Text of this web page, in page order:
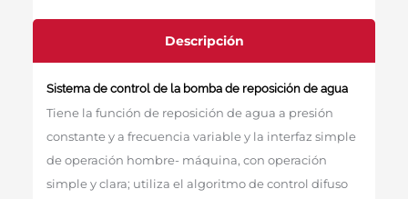
Descripción
Sistema de control de la bomba de reposición de agua
Tiene la función de reposición de agua a presión
constante y a frecuencia variable y la interfaz simple
de operación hombre- máquina, con operación
simple y clara; utiliza el algoritmo de control difuso